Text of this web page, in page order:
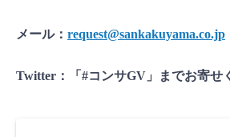
メール： request@sankakuyama.co.jp
Twitter：「#コンサGV」までお寄せ